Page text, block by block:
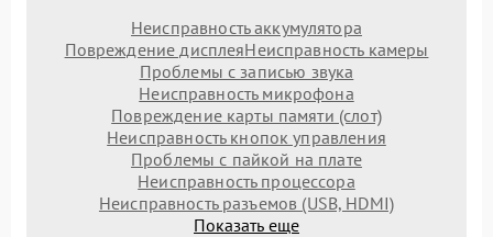
Неисправность аккумулятора
Повреждение дисплеяНеисправность камеры
Проблемы с записью звука
Неисправность микрофона
Повреждение карты памяти (слот)
Неисправность кнопок управления
Проблемы с пайкой на плате
Неисправность процессора
Неисправность разъемов (USB, HDMI)
Показать еще